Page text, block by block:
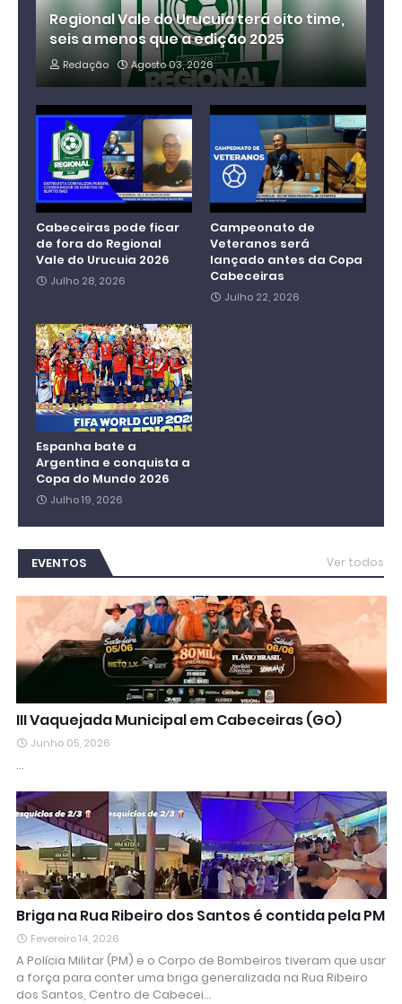
Regional Vale do Urucuia terá oito time,
seis a menos que a edição 2025
Redação Agosto 03, 2026
Cabeceiras pode ficar
de fora do Regional
Vale do Urucuia 2026
Julho 28, 2026
Campeonato de
Veteranos será
lançado antes da Copa
Cabeceiras
Julho 22, 2026
Espanha bate a
Argentina e conquista a
Copa do Mundo 2026
Julho 19, 2026
EVENTOS Ver todos
III Vaquejada Municipal em Cabeceiras (GO)
Junho 05, 2026
…
Briga na Rua Ribeiro dos Santos é contida pela PM
Fevereiro 14, 2026
A Polícia Militar (PM) e o Corpo de Bombeiros tiveram que usar
a força para conter uma briga generalizada na Rua Ribeiro
dos Santos, Centro de Cabecei…